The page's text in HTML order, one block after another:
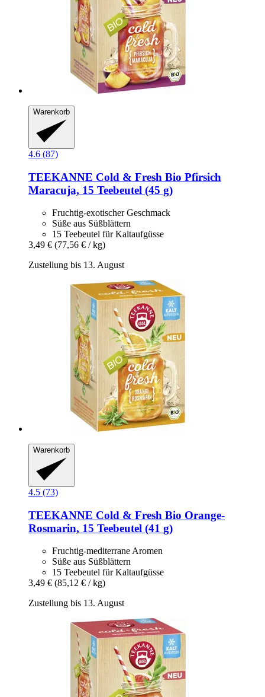
Warenkorb
4.6 (87)
TEEKANNE Cold & Fresh Bio Pfirsich
Maracuja, 15 Teebeutel (45 g)
Fruchtig-exotischer Geschmack
Süße aus Süßblättern
15 Teebeutel für Kaltaufgüsse
3,49 € (77,56 € / kg)
Zustellung bis 13. August
Warenkorb
4.5 (73)
TEEKANNE Cold & Fresh Bio Orange-​
Rosmarin, 15 Teebeutel (41 g)
Fruchtig-mediterrane Aromen
Süße aus Süßblättern
15 Teebeutel für Kaltaufgüsse
3,49 € (85,12 € / kg)
Zustellung bis 13. August